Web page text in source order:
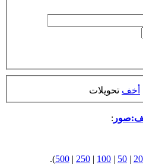
أخف تحويلات
:
20
|
50
|
100
|
250
|
500
).